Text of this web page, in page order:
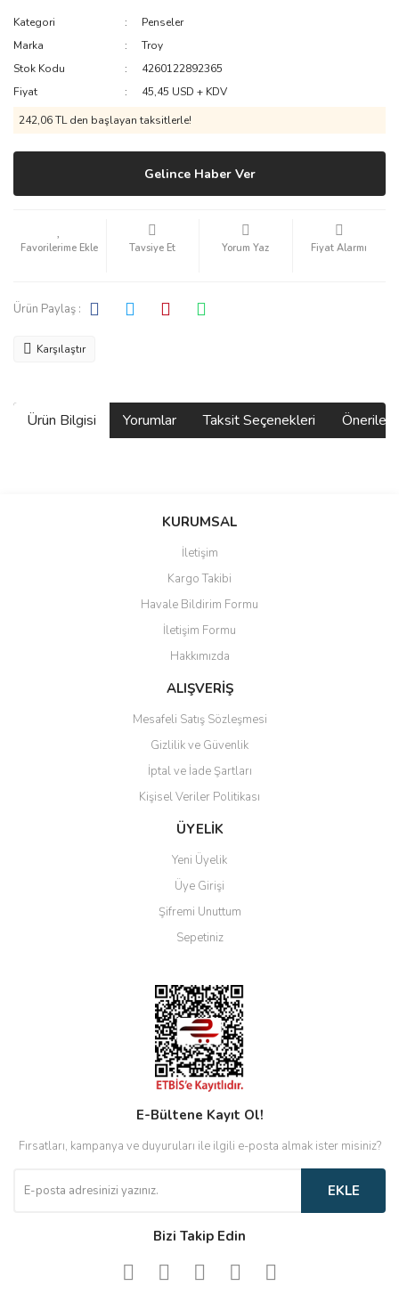
Kategori
Penseler
Marka
Troy
Stok Kodu
4260122892365
Fiyat
45,45 USD + KDV
242,06 TL den başlayan taksitlerle!
Gelince Haber Ver
Tavsiye Et Yorum Yaz Fiyat Alarmı
Ürün Paylaş :
Karşılaştır
Ürün Bilgisi Yorumlar Taksit Seçenekleri
Bu ürüne ilk yorumu siz yapın!
Ürün resmi kalitesiz, bozuk veya görüntülenemiyor.
Ürün açıklamasında eksik bilgiler bulunuyor.
Ürün bilgilerinde hatalar bulunuyor.
Ürün fiyatı diğer sitelerden daha pahalı.
Bu ürüne benzer farklı alternatifler olmalı.
Gönder
KURUMSAL
İletişim
Kargo Takibi
Havale Bildirim Formu
İletişim Formu
Hakkımızda
ALIŞVERİŞ
Mesafeli Satış Sözleşmesi
Gizlilik ve Güvenlik
İptal ve İade Şartları
Kişisel Veriler Politikası
ÜYELİK
Yeni Üyelik
Üye Girişi
Şifremi Unuttum
Sepetiniz
E-Bültene Kayıt Ol!
Fırsatları, kampanya ve duyuruları ile ilgili e-posta almak ister misiniz?
EKLE
Bizi Takip Edin